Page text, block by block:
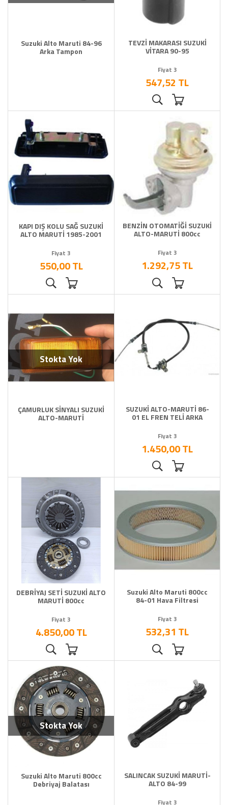
Suzuki Alto Maruti 84-96
Arka Tampon
TEVZİ MAKARASI SUZUKİ
VİTARA 90-95
Fiyat 3
547,52 TL
KAPI DIŞ KOLU SAĞ SUZUKİ
ALTO MARUTİ 1985-2001
Fiyat 3
550,00 TL
BENZİN OTOMATİĞİ SUZUKİ
ALTO-MARUTİ 800cc
Fiyat 3
1.292,75 TL
Stokta Yok
ÇAMURLUK SİNYALI SUZUKİ
ALTO-MARUTİ
SUZUKİ ALTO-MARUTİ 86-
01 EL FREN TELİ ARKA
Fiyat 3
1.450,00 TL
DEBRİYAJ SETİ SUZUKİ ALTO
MARUTİ 800cc
Fiyat 3
4.850,00 TL
Suzuki Alto Maruti 800cc
84-01 Hava Filtresi
Fiyat 3
532,31 TL
Stokta Yok
Suzuki Alto Maruti 800cc
Debriyaj Balatası
SALINCAK SUZUKİ MARUTİ-
ALTO 84-99
Fiyat 3